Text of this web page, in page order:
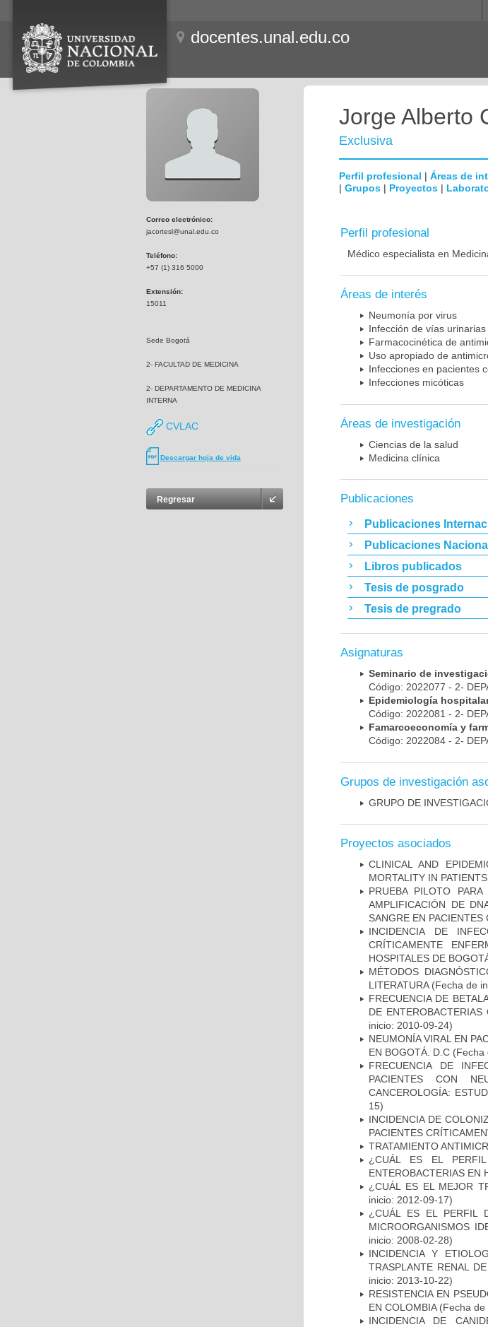
docentes.unal.edu.co
Correo electrónico:
jacortesl@unal.edu.co
Teléfono:
+57 (1) 316 5000
Extensión:
15011
Sede Bogotá
2- FACULTAD DE MEDICINA
2- DEPARTAMENTO DE MEDICINA
INTERNA
CVLAC
Descargar hoja de vida
Regresar
Jorge Alberto
Exclusiva
Perfil profesional | Áreas de
| Grupos | Proyectos |
Perfil profesional
Médico especialista en
Áreas de interés
Neumonía por virus
Infección de vías urinarias
Farmacocinética de
Uso apropiado de
Infecciones en pacientes
Infecciones micóticas
Áreas de investigación
Ciencias de la salud
Medicina clínica
Publicaciones
Publicaciones
Publicaciones
Libros publicados
Tesis de posgrado
Tesis de pregrado
Asignaturas
Seminario de
Código: 2022077 - 2-
Epidemiología
Código: 2022081 - 2-
Famarcoeconomía y
Código: 2022084 - 2-
Grupos de investigación
GRUPO DE
Proyectos asociados
CLINICAL AND
MORTALITY IN
PRUEBA PILOTO
AMPLIFICACIÓN DE
SANGRE EN PACIENTES
INCIDENCIA DE
CRÍTICAMENTE
HOSPITALES DE
MÉTODOS
LITERATURA(Fecha de
FRECUENCIA DE
DE
inicio: 2010-09-24)
NEUMONÍA VIRAL EN
EN BOGOTÁ. D.C (Fecha
FRECUENCIA DE
PACIENTES CON
CANCEROLOGÍA:
15)
INCIDENCIA DE
PACIENTES
TRATAMIENTO
¿CUÁL ES EL
ENTEROBACTERIAS EN
¿CUÁL ES EL MEJOR
inicio: 2012-09-17)
¿CUÁL ES EL PERFIL
MICROORGANISMOS
inicio: 2008-02-28)
INCIDENCIA Y
TRASPLANTE RENAL
inicio: 2013-10-22)
RESISTENCIA EN
EN COLOMBIA (Fecha de
INCIDENCIA DE